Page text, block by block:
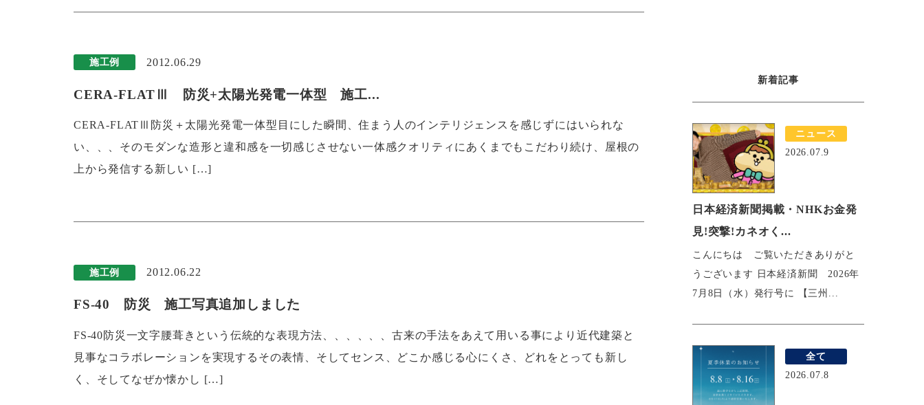
施工例 2012.06.29
CERA-FLATⅢ 防災+太陽光発電一体型 施工...
CERA-FLATⅢ防災＋太陽光発電一体型目にした瞬間、住まう人のインテリジェンスを感じずにはいられな
い、、、そのモダンな造形と違和感を一切感じさせない一体感クオリティにあくまでもこだわり続け、屋根の
上から発信する新しい […]
施工例 2012.06.22
FS-40 防災 施工写真追加しました
FS-40防災一文字腰葺きという伝統的な表現方法、、、、、、古来の手法をあえて用いる事により近代建築と
見事なコラボレーションを実現するその表情、そしてセンス、どこか感じる心にくさ、どれをとっても新し
く、そしてなぜか懐かし […]
新着記事
ニュース
2026.07.9
日本経済新聞掲載・NHKお金発
見!突撃!カネオく...
こんにちは ご覧いただきありがと
うございます 日本経済新聞 2026年
7月8日（水）発行号に 【三州...
全て
2026.07.8